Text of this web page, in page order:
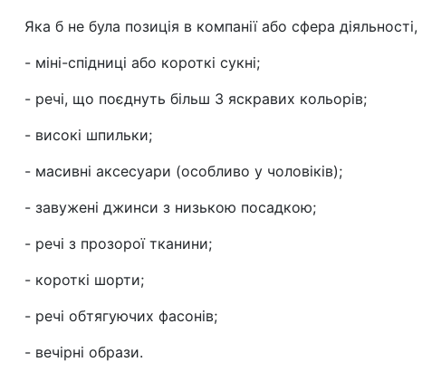
Яка б не була позиція в компанії або сфера
- міні-спідниці або короткі сукні;
- речі, що поєднуть більш 3 яскравих кольорів;
- високі шпильки;
- масивні аксесуари (особливо у чоловіків);
- завужені джинси з низькою посадкою;
- речі з прозорої тканини;
- короткі шорти;
- речі обтягуючих фасонів;
- вечірні образи.